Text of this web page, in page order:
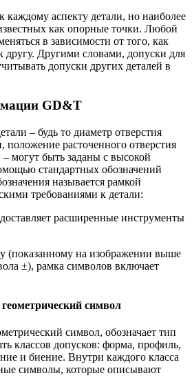
аспекту детали, но наиболее
как опорные точки. Любой
в зависимости от того, как
другу. Другими словами, допуски для
допуски других деталей в
GD&T
– будь то диаметр отверстия
расточенного отверстия
могут быть заданы с высокой
стандартных обозначений
называется рамкой
требованиями к детали:
расширенные инструменты
(показанному на изображении выше
±), рамка символов включает
символ
символ, обозначает тип
классов допусков: форма, профиль,
и биение. Внутри каждого класса
символы, которые описывают